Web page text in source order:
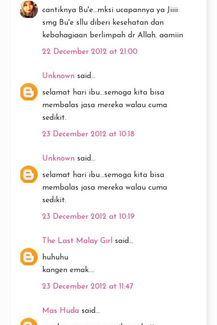
cantiknya Bu'e...mksi ucapannya ya Jiiii
smg Bu'e sllu diberi kesehatan dan
kebahagiaan berlimpah dr Allah. aamiin
22 December 2012 at 21:00
Unknown said...
selamat hari ibu...semoga kita bisa
membalas jasa mereka walau cuma
sedikit.
23 December 2012 at 10:18
Unknown said...
selamat hari ibu...semoga kita bisa
membalas jasa mereka walau cuma
sedikit.
23 December 2012 at 10:19
The Last Malay Girl said...
huhuhu
kangen emak....
23 December 2012 at 11:47
Mas Huda said...